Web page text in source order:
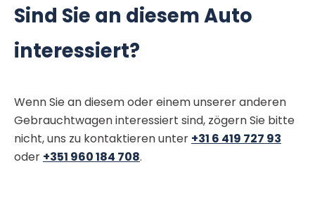
Sind Sie an diesem Auto
interessiert?
Wenn Sie an diesem oder einem unserer anderen
Gebrauchtwagen interessiert sind, zögern Sie bitte
nicht, uns zu kontaktieren unter +31 6 419 727 93
oder +351 960 184 708.